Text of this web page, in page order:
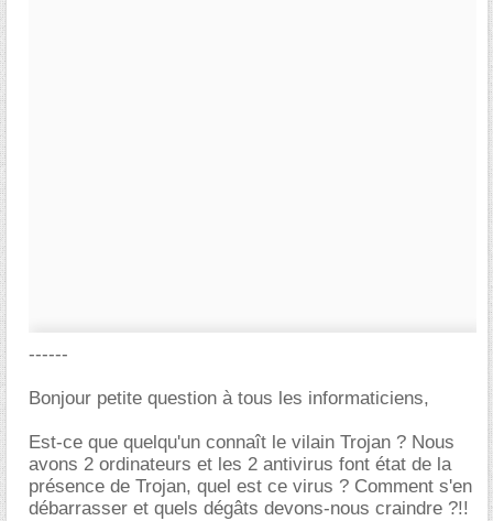
------
Bonjour petite question à tous les informaticiens,
Est-ce que quelqu'un connaît le vilain Trojan ? Nous
avons 2 ordinateurs et les 2 antivirus font état de la
présence de Trojan, quel est ce virus ? Comment s'en
débarrasser et quels dégâts devons-nous craindre ?!!